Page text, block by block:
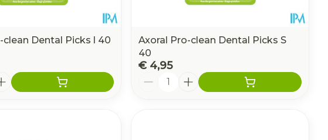
clean Dental Picks l 40
Axoral Pro-clean Dental Picks S
40
€ 4,95
Aantal